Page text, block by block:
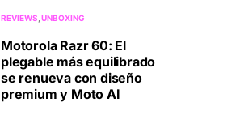
REVIEWS UNBOXING
Motorola Razr 60: El
plegable más equilibrado
se renueva con diseño
premium y Moto AI